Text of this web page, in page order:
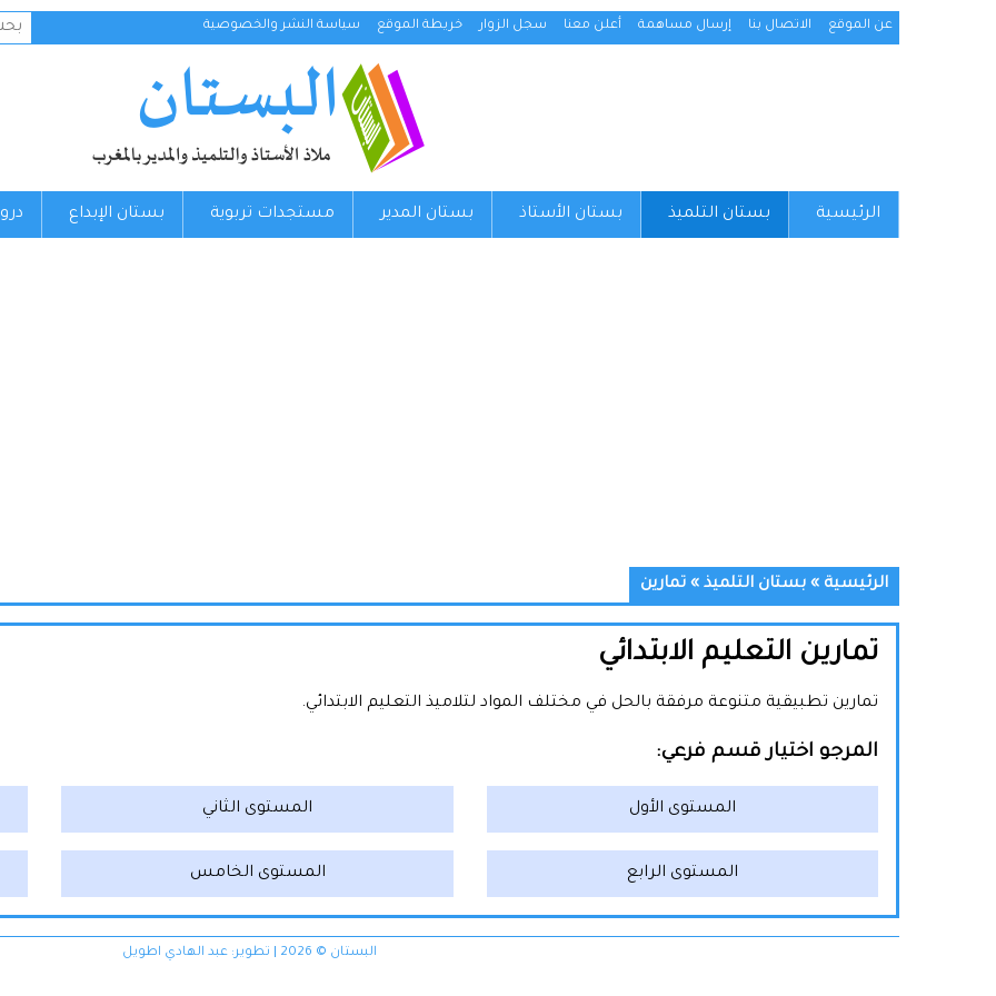
عن الموقع الاتصال بنا إرسال مساهمة أعلن معنا سجل الزوار خريطة الموقع سياسة النشر والخصوصية
عن:
الرئيسية بستان التلميذ بستان الأستاذ بستان المدير مستجدات تربوية بستان الإبداع
الرئيسية » بستان التلميذ » تمارين
تمارين التعليم الابتدائي
تمارين تطبيقية متنوعة مرفقة بالحل في مختلف المواد لتلاميذ التعليم الابتدائي.
المرجو اختيار قسم فرعي:
المستوى الأول المستوى الثاني
المستوى الرابع المستوى الخامس
البستان © 2026 | تطوير: عبد الهادي اطويل